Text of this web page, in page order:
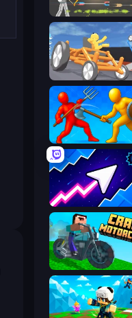
Ragdoll Archers
Draw Crash Race
Space Waves
Crazy Motorcycle